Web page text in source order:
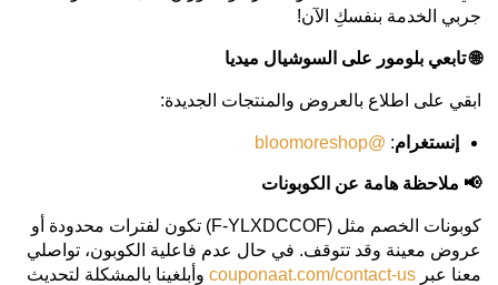
جربي الخدمة بنفسكِ الآن!
🌐 تابعي بلومور على السوشيال ميديا
ابقي على اطلاع بالعروض والمنتجات الجديدة:
إنستغرام:
@bloomoreshop
📢 ملاحظة هامة عن الكوبونات
كوبونات الخصم مثل (F-YLXDCCOF) تكون لفترات محدودة أو
عروض معينة وقد تتوقف. في حال عدم فاعلية الكوبون، تواصلي
معنا عبر couponaat.com/contact-us وأبلغينا بالمشكلة لتحديث